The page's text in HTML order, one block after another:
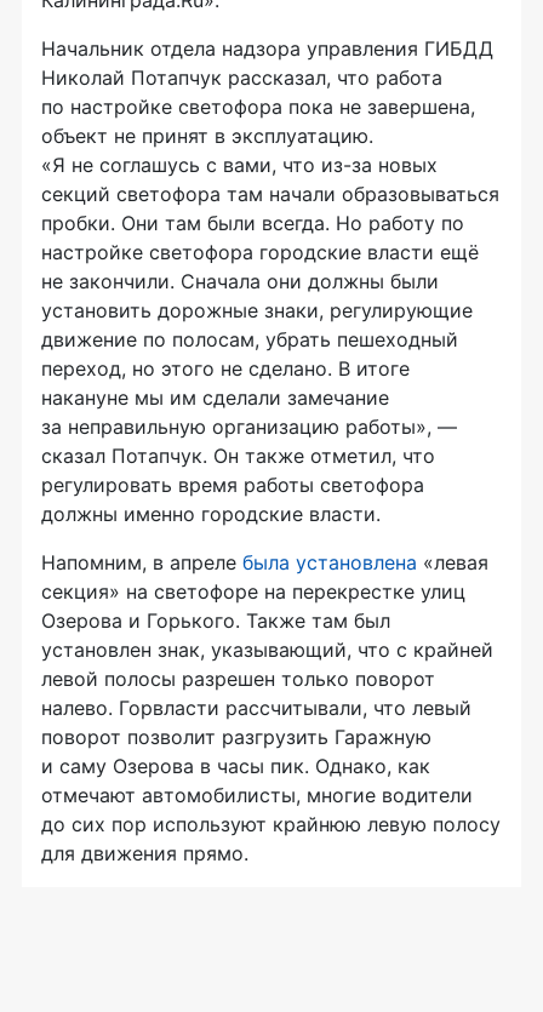
Начальник отдела надзора управления ГИБДД
Николай Потапчук рассказал, что работа
по настройке светофора пока не завершена,
объект не принят в эксплуатацию.
«Я не соглашусь с вами, что из-за новых
секций светофора там начали образовываться
пробки. Они там были всегда. Но работу по
настройке светофора городские власти ещё
не закончили. Сначала они должны были
установить дорожные знаки, регулирующие
движение по полосам, убрать пешеходный
переход, но этого не сделано. В итоге
накануне мы им сделали замечание
за неправильную организацию работы», —
сказал Потапчук. Он также отметил, что
регулировать время работы светофора
должны именно городские власти.
Напомним, в апреле была установлена «левая
секция» на светофоре на перекрестке улиц
Озерова и Горького. Также там был
установлен знак, указывающий, что с крайней
левой полосы разрешен только поворот
налево. Горвласти рассчитывали, что левый
поворот позволит разгрузить Гаражную
и саму Озерова в часы пик. Однако, как
отмечают автомобилисты, многие водители
до сих пор используют крайнюю левую полосу
для движения прямо.